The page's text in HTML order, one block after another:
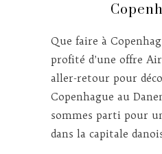
Que faire à
profité d’une offre
aller-retour pour
Copenhague au
sommes parti pour
dans la capitale